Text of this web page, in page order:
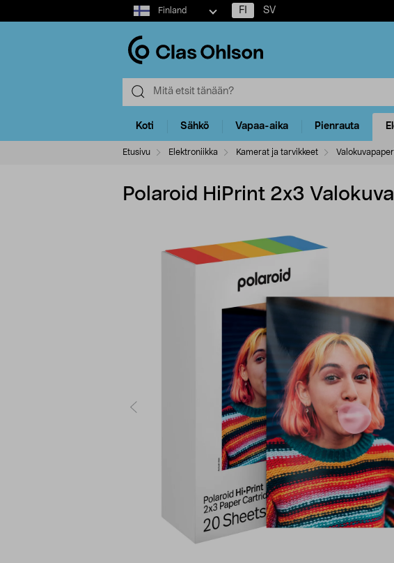
Select
market
Finland FI SV
Koti Sähkö Vapaa-aika Pienrauta
Etusivu Elektroniikka Kamerat ja tarvikkeet
Polaroid HiPrint 2x3